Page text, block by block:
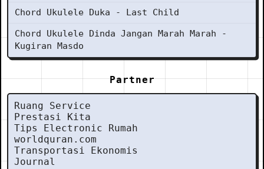
Chord Ukulele Duka - Last Child
Chord Ukulele Dinda Jangan Marah Marah -
Kugiran Masdo
Partner
Ruang Service
Prestasi Kita
Tips Electronic Rumah
worldquran.com
Transportasi Ekonomis
Journal